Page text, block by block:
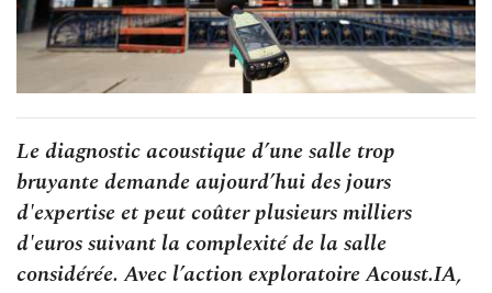
Le diagnostic acoustique d’une salle trop
bruyante demande aujourd’hui des jours
d'expertise et peut coûter plusieurs milliers
d'euros suivant la complexité de la salle
considérée. Avec l’action exploratoire Acoust.IA,